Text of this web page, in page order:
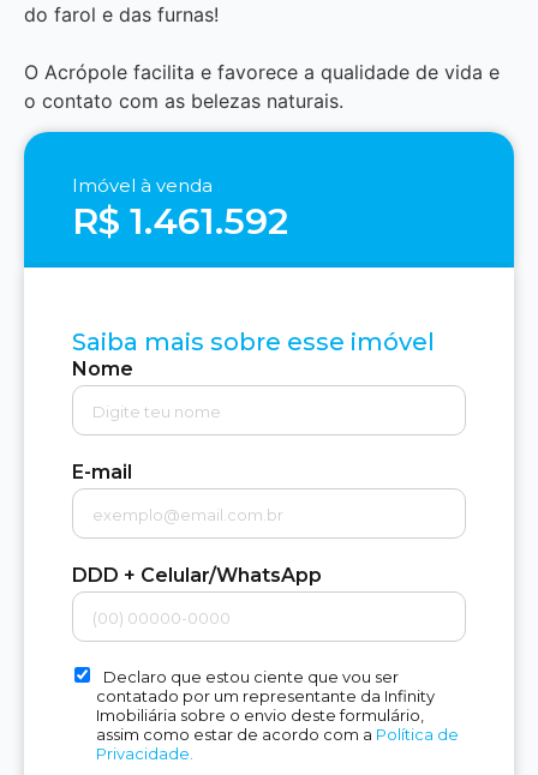
do farol e das furnas!
O Acrópole facilita e favorece a qualidade de vida e
o contato com as belezas naturais.
Imóvel à venda
R$ 1.461.592
Saiba mais sobre esse imóvel
Nome
E-mail
DDD + Celular/WhatsApp
Declaro que estou ciente que vou ser
contatado por um representante da Infinity
Imobiliária sobre o envio deste formulário,
assim como estar de acordo com a Política de
Privacidade.